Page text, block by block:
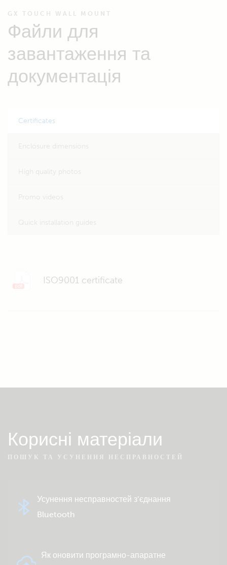
GX TOUCH WALL MOUNT
Файли для
завантаження та
документація
Certificates
ISO9001 certificate
Корисні матеріали
ПОШУК ТА УСУНЕННЯ НЕСПРАВНОСТЕЙ
Усунення несправностей з’єднання
Bluetooth
Як оновити програмно-апаратне